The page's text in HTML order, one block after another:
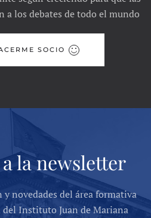
a los debates de todo el mundo
SOCIO
la newsletter
novedades del área formativa
Instituto Juan de Mariana